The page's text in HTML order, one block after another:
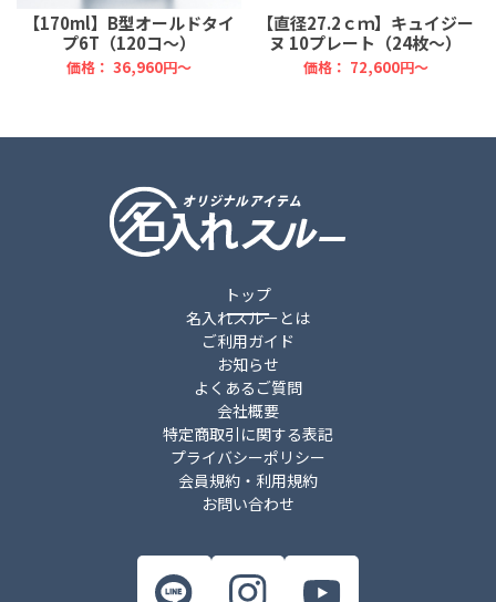
【170ml】B型オールドタイ
プ6T（120コ～）
価格：36,960円～
【直径27.2ｃｍ】キュイジー
ヌ 10プレート（24枚～）
価格： 72,600円～
トップ
名入れスルーとは
ご利用ガイド
お知らせ
よくあるご質問
会社概要
特定商取引に関する表記
プライバシーポリシー
会員規約・利用規約
お問い合わせ